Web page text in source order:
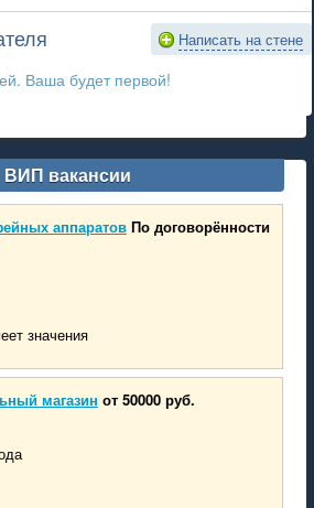
Написать на стене
Ваша будет первой!
ВИП вакансии
аппаратов По договорённости
значения
магазин от 50000 руб.